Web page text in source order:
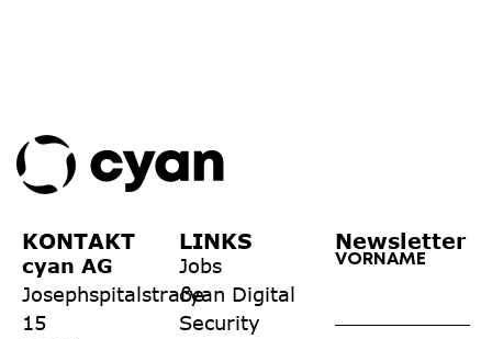
KONTAKT
cyan AG
Josephspitalstraße
15
LINKS
Jobs
cyan Digital
Security
Newsletter
VORNAME